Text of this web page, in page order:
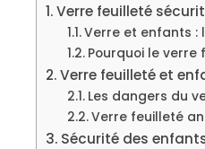
Verre feuilleté
Verre et enfants :
Pourquoi le
Verre feuilleté et
Les dangers du
Verre feuilleté
Sécurité des